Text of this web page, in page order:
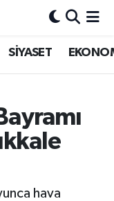
SİYASET
hava